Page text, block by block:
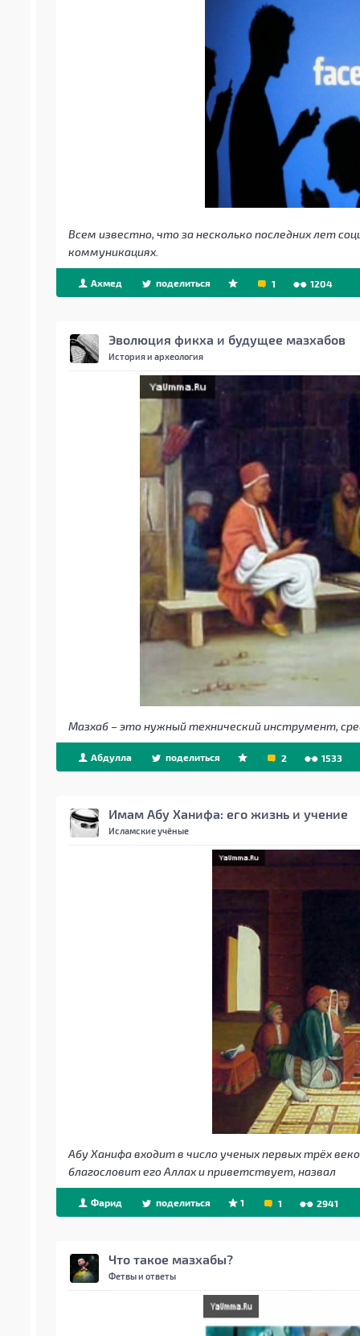
Всем известно, что за несколько последних лет
коммуникациях.
Ахмед поделиться 1 1204
Эволюция фикха и будущее мазхабов
История и археология
Мазхаб – это нужный технический инструмент,
Абдулла поделиться 2 1533
Имам Абу Ханифа: его жизнь и учение
Исламские учёные
Абу Ханифа входит в число ученых первых трёх
благословит его Аллах и приветствует, назвал
Фарид поделиться 1 1 2941
Что такое мазхабы?
Фетвы и ответы